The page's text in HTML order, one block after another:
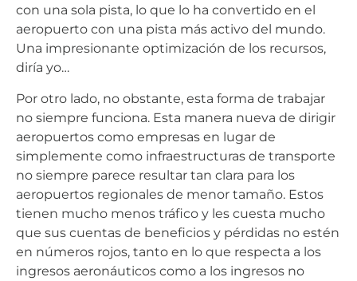
con una sola pista, lo que lo ha convertido en el
aeropuerto con una pista más activo del mundo.
Una impresionante optimización de los recursos,
diría yo…
Por otro lado, no obstante, esta forma de trabajar
no siempre funciona. Esta manera nueva de dirigir
aeropuertos como empresas en lugar de
simplemente como infraestructuras de transporte
no siempre parece resultar tan clara para los
aeropuertos regionales de menor tamaño. Estos
tienen mucho menos tráfico y les cuesta mucho
que sus cuentas de beneficios y pérdidas no estén
en números rojos, tanto en lo que respecta a los
ingresos aeronáuticos como a los ingresos no